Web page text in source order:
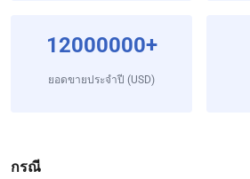
12000000+
ยอดขายประจําปี (USD)
กรณี